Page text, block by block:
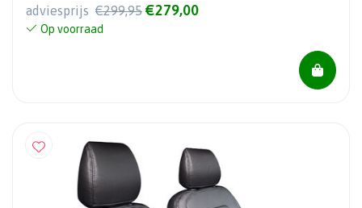
adviesprijs €299,95 €279,00
Op voorraad